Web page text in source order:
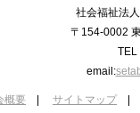
社会福祉法
〒154-0002
TEL
email:
概要 サイトマップ